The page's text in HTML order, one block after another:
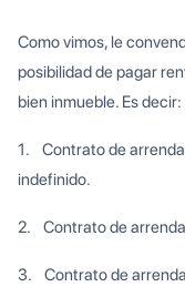
Como vimos, le
posibilidad de pagar
bien inmueble. Es decir:
1. Contrato de
indefinido.
2. Contrato de
3. Contrato de